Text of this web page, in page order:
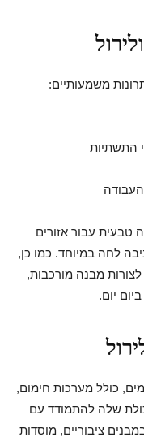
משמעותיים:
התשתיות
טבעית עבור אזורים
לחה במיוחד. כמו כן,
מבנה מורכבות,
יום.
כולל מערכות חימום,
שלה להתמודד עם
ציבוריים, מוסדות